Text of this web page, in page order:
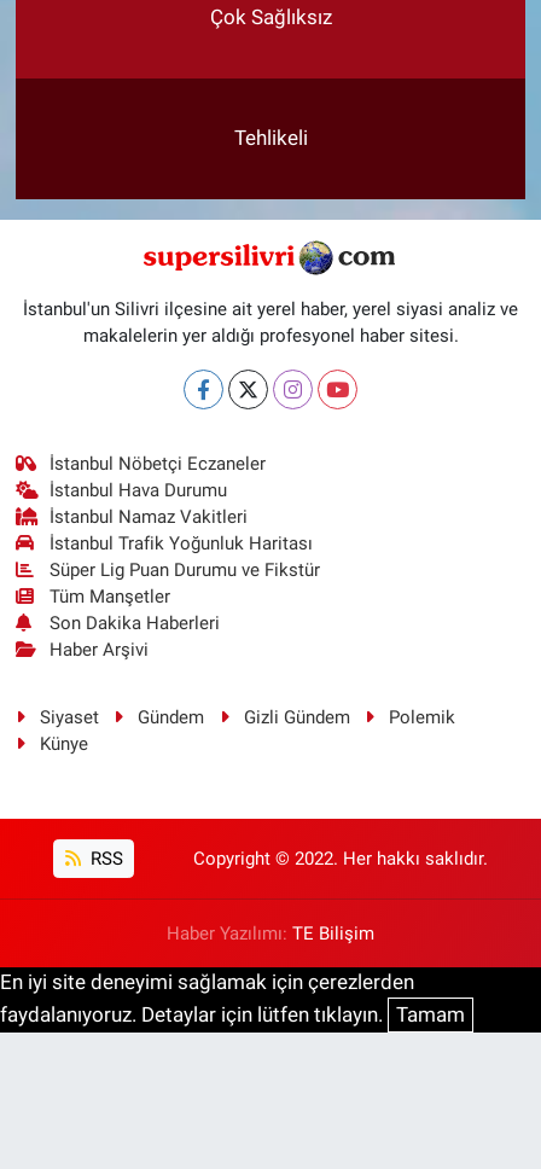
Çok Sağlıksız
Tehlikeli
İstanbul'un Silivri ilçesine ait yerel haber, yerel siyasi analiz ve
makalelerin yer aldığı profesyonel haber sitesi.
İstanbul Nöbetçi Eczaneler
İstanbul Hava Durumu
İstanbul Namaz Vakitleri
İstanbul Trafik Yoğunluk Haritası
Süper Lig Puan Durumu ve Fikstür
Tüm Manşetler
Son Dakika Haberleri
Haber Arşivi
Siyaset Gündem Gizli Gündem
Polemik
Künye
RSS Copyright © 2022. Her hakkı saklıdır.
Haber Yazılımı: TE Bilişim
En iyi site deneyimi sağlamak için çerezlerden
faydalanıyoruz. Detaylar için lütfen tıklayın. Tamam